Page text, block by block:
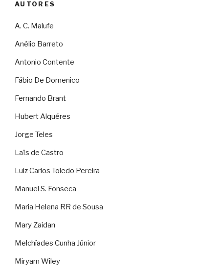
AUTORES
A. C. Malufe
Anélio Barreto
Antonio Contente
Fábio De Domenico
Fernando Brant
Hubert Alquéres
Jorge Teles
Laïs de Castro
Luiz Carlos Toledo Pereira
Manuel S. Fonseca
Maria Helena RR de Sousa
Mary Zaidan
Melchíades Cunha Júnior
Miryam Wiley